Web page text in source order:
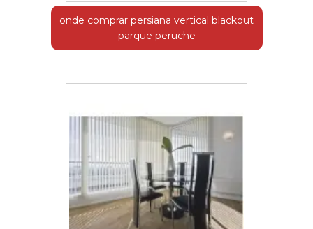
onde comprar persiana vertical blackout
parque peruche